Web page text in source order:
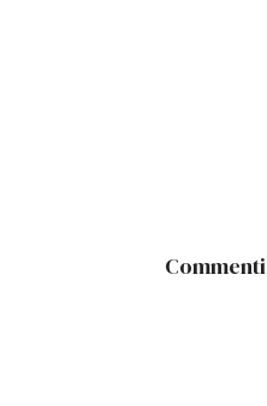
Commenti